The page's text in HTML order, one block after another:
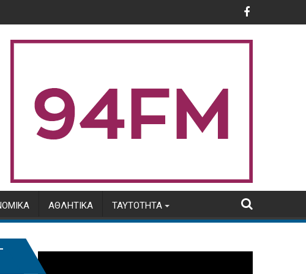
Διοικητή της ΑΑΔΕ
χοροστασίας μηνός Αυγούστου 2026Φωτιά στην Αιγιαλεία: Ολονύχτια
ΑΘΛΗΤΙΚΆ ΤΑΥΤΌΤΗΤΑ
Πρόγραμμα
Αναπαραγωγής